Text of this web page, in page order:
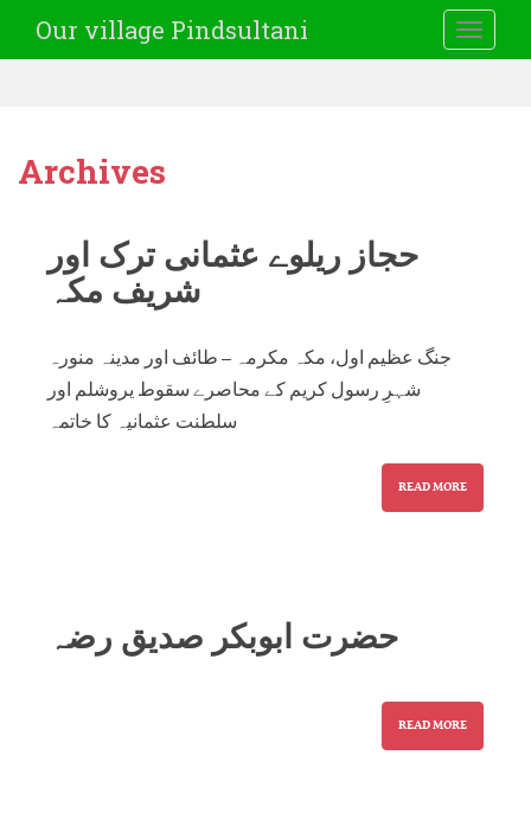
Our village Pindsultani
Archives
حجاز ریلوے عثمانی ترک اور
شریف مکہ
جنگ عظیم اول، مکہ مکرمہ – طائف اور مدینہ منورہ
شہرِ رسول کریم کے محاصرے سقوط یروشلم اور
سلطنت عثمانیہ کا خاتمہ
READ MORE
حضرت ابوبکر صدیق رضہ
READ MORE